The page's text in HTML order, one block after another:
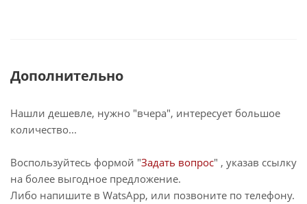
Дополнительно
Нашли дешевле, нужно "вчера", интересует большое
количество...
Воспользуйтесь формой "Задать вопрос" , указав ссылку
на более выгодное предложение.
Либо напишите в WatsApp, или позвоните по телефону.